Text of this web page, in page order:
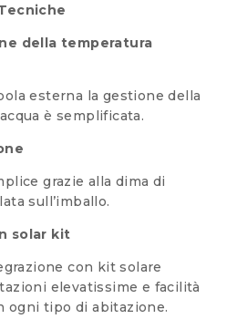
della temperatura
esterna la gestione della
è semplificata.
grazie alla dima di
sull’imballo.
solar kit
con kit solare
elevatissime e facilità
ogni tipo di abitazione.